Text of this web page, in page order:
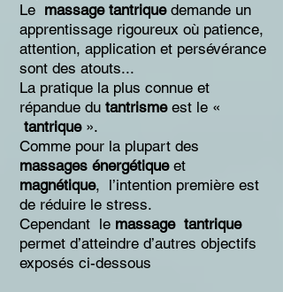
Le massage tantrique demande un
apprentissage rigoureux où patience,
attention, application et persévérance
sont des atouts...
La pratique la plus connue et
répandue du tantrismeest le «
tantrique».
Comme pour la plupart des
massages énergétiqueet
magnétique, l’intention première est
de réduire le stress.
Cependant le massage tantrique
permet d’atteindre d’autres objectifs
exposés ci-dessous